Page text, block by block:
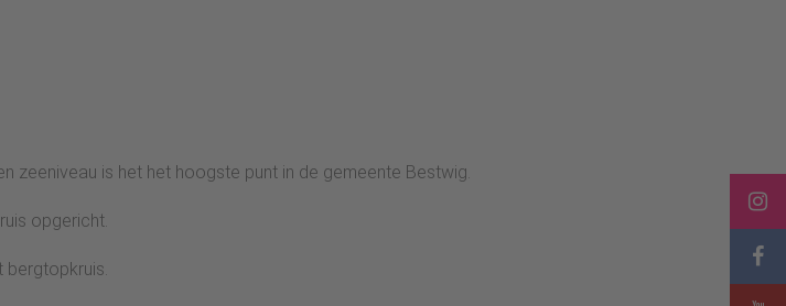
zeeniveau is het het hoogste punt in de gemeente Bestwig.
opgericht.
bergtopkruis.